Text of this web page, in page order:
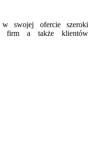
w swojej ofercie szeroki
firm a także klientów